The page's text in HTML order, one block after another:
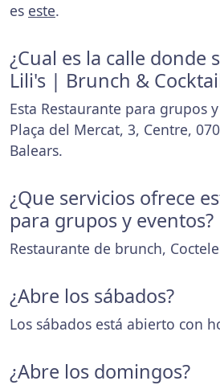
es este.
¿Cual es la calle donde
Lili's | Brunch &
Esta Restaurante para grupos
Plaça del Mercat, 3, Centre,
Balears.
¿Que servicios ofrece
para grupos y eventos?
Restaurante de brunch,
¿Abre los sábados?
Los sábados está abierto con
¿Abre los domingos?